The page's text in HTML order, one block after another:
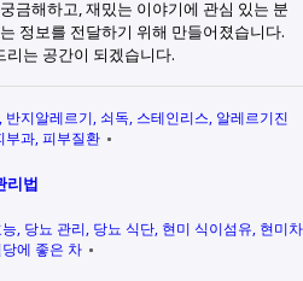
금해하고, 재밌는 이야기에 관심 있는 분
정보를 전달하기 위해 만들어졌습니다.
는 공간이 되겠습니다.
반지알레르기 쇠독 스테인리스 알레르기진
부과 피부질환
리법
당뇨 관리 당뇨 식단 현미 식이섬유 현미차
당에 좋은 차